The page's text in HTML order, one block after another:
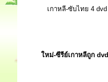
เกาหลี-ซับไทย 4 dvd
ใหม่-ซีรีย์เกาหลีถูก dvd